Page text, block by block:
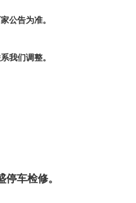
公告为准。
我们调整。
停车检修。